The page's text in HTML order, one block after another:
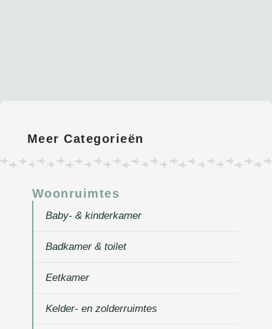
Meer Categorieën
Woonruimtes
Baby- & kinderkamer
Badkamer & toilet
Eetkamer
Kelder- en zolderruimtes